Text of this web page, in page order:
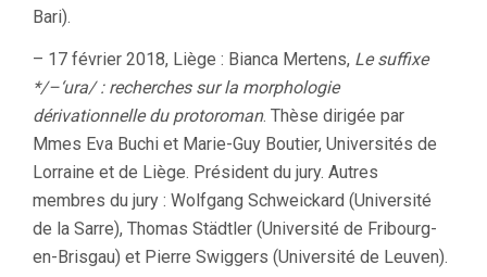
Bari).
– 17 février 2018, Liège : Bianca Mertens, Le suffixe
*/–‘ura/ : recherches sur la morphologie
dérivationnelle du protoroman. Thèse dirigée par
Mmes Eva Buchi et Marie-Guy Boutier, Universités de
Lorraine et de Liège. Président du jury. Autres
membres du jury : Wolfgang Schweickard (Université
de la Sarre), Thomas Städtler (Université de Fribourg-
en-Brisgau) et Pierre Swiggers (Université de Leuven).